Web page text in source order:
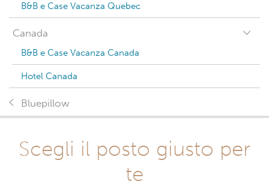
B&B e Case Vacanza Quebec
Canada
B&B e Case Vacanza Canada
Hotel Canada
Bluepillow
Scegli il posto giusto per
te